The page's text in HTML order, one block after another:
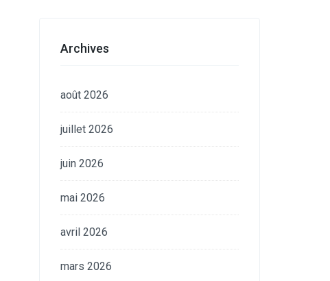
Archives
août 2026
juillet 2026
juin 2026
mai 2026
avril 2026
mars 2026